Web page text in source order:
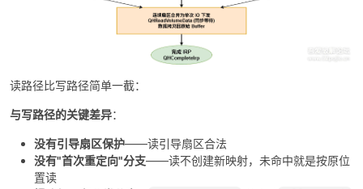
读路径比写路径简单一截：
与写路径的关键差异：
没有引导扇区保护——读引导扇区合法
没有"首次重定向"分支——读不创建新映射，未命中就是按原位
置读